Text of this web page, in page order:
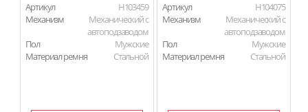
Артикул
H103459
Механизм
Механический с
автоподзаводом
Пол
Мужские
Материал ремня
Стальной
Артикул
H104075
Механизм
Механический с
автоподзаводом
Пол
Мужские
Материал ремня
Стальной